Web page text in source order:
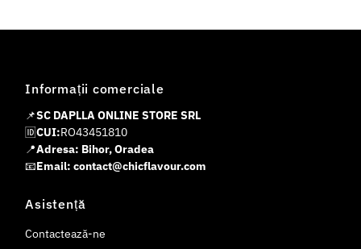
Informații comerciale
📌SC DAPLLA ONLINE STORE SRL
🆔CUI:RO43451810
📍Adresa: Bihor, Oradea
📧Email: contact@chicflavour.com
Asistență
Contactează-ne